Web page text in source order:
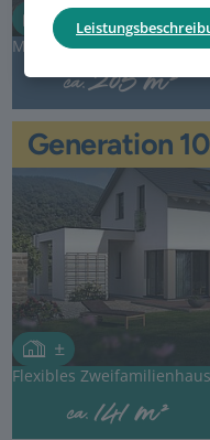
Mehrgenerationenhaus
ca.205 m²
Generation 10
Flexibles Zweifamilienhaus
ca.141 m²